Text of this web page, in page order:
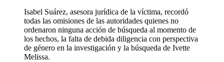
Isabel Suárez, asesora jurídica de la víctima, recordó
todas las omisiones de las autoridades quienes no
ordenaron ninguna acción de búsqueda al momento de
los hechos, la falta de debida diligencia con perspectiva
de género en la investigación y la búsqueda de Ivette
Melissa.